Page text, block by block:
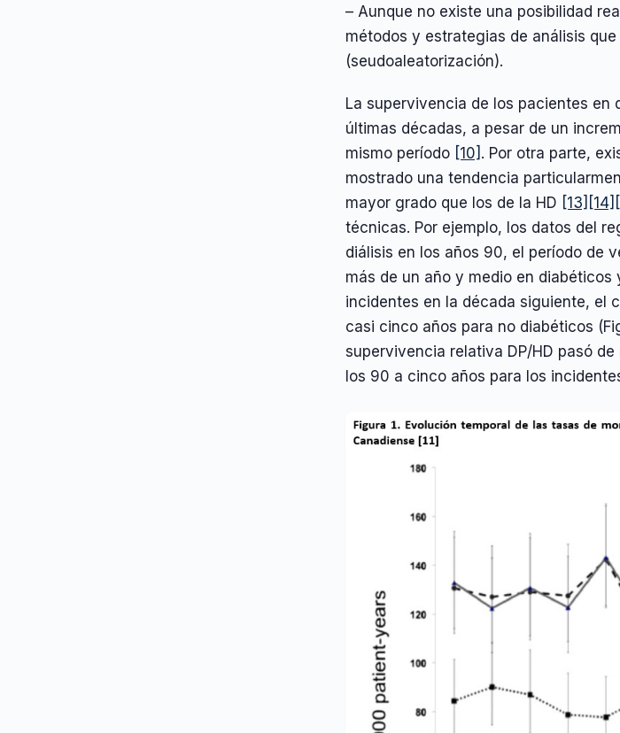
– Aunque no existe una posibilidad
métodos y estrategias de análisis
(seudoaleatorización).
La supervivencia de los pacientes en
últimas décadas, a pesar de un
mismo período [10] . Por otra parte,
mostrado una tendencia
mayor grado que los de la HD [13] [14]
técnicas. Por ejemplo, los datos del
diálisis en los años 90, el período de
más de un año y medio en
incidentes en la década siguiente, el
casi cinco años para no diabéticos
supervivencia relativa DP/HD pasó
los 90 a cinco años para los